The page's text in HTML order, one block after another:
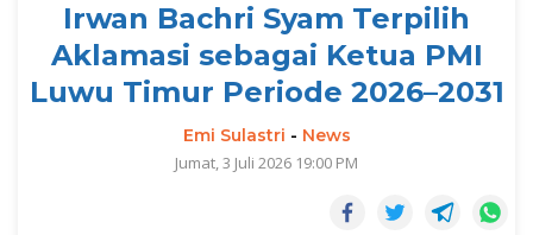
Irwan Bachri Syam Terpilih
Aklamasi sebagai Ketua PMI
Luwu Timur Periode 2026–2031
Emi Sulastri - News
Jumat, 3 Juli 2026 19:00 PM